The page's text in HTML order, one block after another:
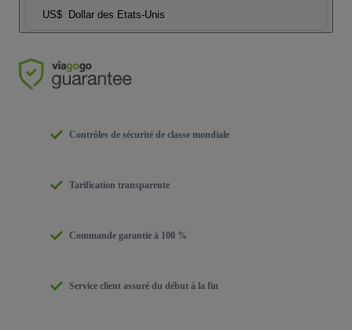
US$ Dollar des Etats-Unis
Contrôles de sécurité de classe mondiale
Tarification transparente
Commande garantie à 100 %
Service client assuré du début à la fin